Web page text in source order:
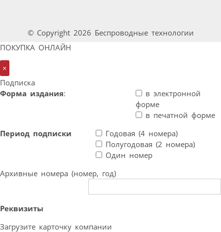
© Copyright 2026 Беспроводные технологии
ПОКУПКА ОНЛАЙН
×
Подписка
Форма издания:
в электронной
форме
в печатной форме
Период подписки
Годовая (4 номера)
Полугодовая (2 номера)
Один номер
Архивные номера (номер, год)
Реквизиты
Загрузите карточку компании